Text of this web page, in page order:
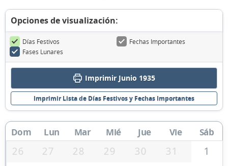
Opciones de visualización:
Días Festivos
Fechas Importantes
Fases Lunares
Imprimir Junio 1935
Imprimir Lista de Días Festivos y Fechas Importantes
Dom Lun Mar Mié Jue Vie Sáb
26 27 28 29 30 31
1